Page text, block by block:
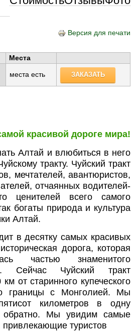
Версия для печати
Места
места есть ЗАКАЗАТЬ
красивой дороге мира!
Алтай и влюбиться в него
тракту. Чуйский тракт
мечтателей, авантюристов,
отчаянных водителей-
ценителей всего самого
богаты природа и культура
Алтай.
в десятку самых красивых
дорога, которая
частью знаменитого
Сейчас Чуйский тракт
от старинного купеческого
границы с Монголией. Мы
километров в одну
обратно. Мы увидим самые
привлекающие туристов